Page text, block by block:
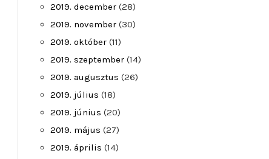
2019. december (28)
2019. november (30)
2019. október (11)
2019. szeptember (14)
2019. augusztus (26)
2019. július (18)
2019. június (20)
2019. május (27)
2019. április (14)